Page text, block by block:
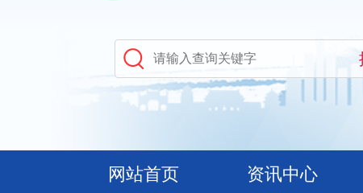
网站首页 资讯中心